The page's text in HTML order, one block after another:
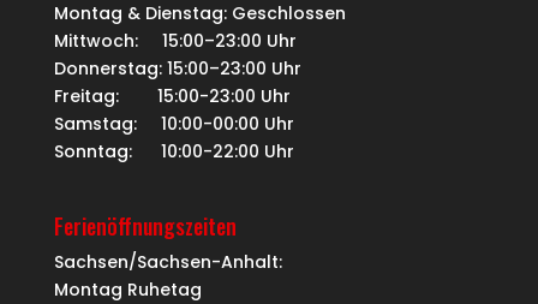
Montag & Dienstag: Geschlossen
Mittwoch: 15:00–23:00 Uhr
Donnerstag: 15:00–23:00 Uhr
Freitag: 15:00-23:00 Uhr
Samstag: 10:00-00:00 Uhr
Sonntag: 10:00-22:00 Uhr
Ferienöffnungszeiten
Sachsen/Sachsen-Anhalt:
Montag Ruhetag